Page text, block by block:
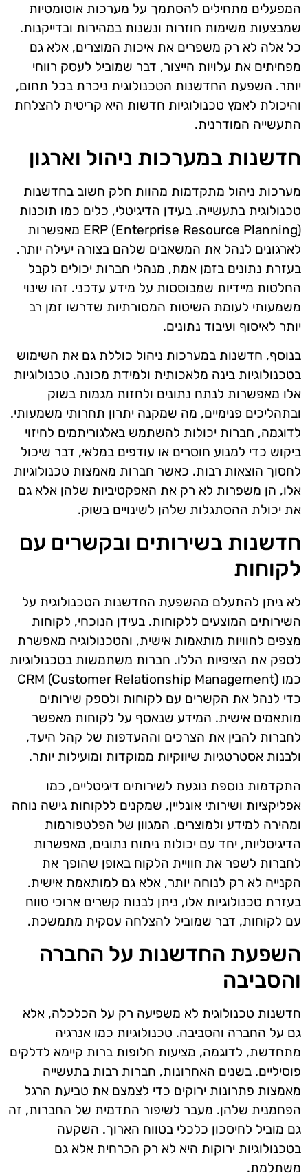
המפעלים מתחילים להסתמך על מערכות אוטומטיות
שמבצעות משימות חוזרות ונשנות במהירות ובדייקנות.
כל אלה לא רק משפרים את איכות המוצרים, אלא גם
מפחיתים את עלויות הייצור, דבר שמוביל לעסק רווחי
יותר. השפעת החדשנות הטכנולוגית ניכרת בכל תחום,
והיכולת לאמץ טכנולוגיות חדשות היא קריטית להצלחת
התעשייה המודרנית.
חדשנות במערכות ניהול וארגון
מערכות ניהול מתקדמות מהוות חלק חשוב בחדשנות
טכנולוגית בתעשייה. בעידן הדיגיטלי, כלים כמו תוכנות
ERP (Enterprise Resource Planning) מאפשרות
לארגונים לנהל את המשאבים שלהם בצורה יעילה יותר.
בעזרת נתונים בזמן אמת, מנהלי חברות יכולים לקבל
החלטות מיידיות שמבוססות על מידע עדכני. זהו שינוי
משמעותי לעומת השיטות המסורתיות שדרשו זמן רב
יותר לאיסוף ועיבוד נתונים.
בנוסף, חדשנות במערכות ניהול כוללת גם את השימוש
בטכנולוגיות בינה מלאכותית ולמידת מכונה. טכנולוגיות
אלו מאפשרות לנתח נתונים ולחזות מגמות בשוק
ובתהליכים פנימיים, מה שמקנה יתרון תחרותי משמעותי.
לדוגמה, חברות יכולות להשתמש באלגוריתמים לחיזוי
ביקוש כדי למנוע חוסרים או עודפים במלאי, דבר שיכול
לחסוך הוצאות רבות. כאשר חברות מאמצות טכנולוגיות
אלו, הן משפרות לא רק את האפקטיביות שלהן אלא גם
את יכולת ההסתגלות שלהן לשינויים בשוק.
חדשנות בשירותים ובקשרים עם
לקוחות
לא ניתן להתעלם מהשפעת החדשנות הטכנולוגית על
השירותים המוצעים ללקוחות. בעידן הנוכחי, לקוחות
מצפים לחוויות מותאמות אישית, והטכנולוגיה מאפשרת
לספק את הציפיות הללו. חברות משתמשות בטכנולוגיות
כמו CRM (Customer Relationship Management)
כדי לנהל את הקשרים עם לקוחות ולספק שירותים
מותאמים אישית. המידע שנאסף על לקוחות מאפשר
לחברות להבין את הצרכים וההעדפות של קהל היעד,
ולבנות אסטרטגיות שיווקיות ממוקדות ומועילות יותר.
התקדמות נוספת נוגעת לשירותים דיגיטליים, כמו
אפליקציות ושירותי אונליין, שמקנים ללקוחות גישה נוחה
ומהירה למידע ולמוצרים. המגוון של הפלטפורמות
הדיגיטליות, יחד עם יכולות ניתוח נתונים, מאפשרות
לחברות לשפר את חוויית הלקוח באופן שהופך את
הקנייה לא רק לנוחה יותר, אלא גם למותאמת אישית.
בעזרת טכנולוגיות אלו, ניתן לבנות קשרים ארוכי טווח
עם לקוחות, דבר שמוביל להצלחה עסקית מתמשכת.
השפעת החדשנות על החברה
והסביבה
חדשנות טכנולוגית לא משפיעה רק על הכלכלה, אלא
גם על החברה והסביבה. טכנולוגיות כמו אנרגיה
מתחדשת, לדוגמה, מציעות חלופות ברות קיימא לדלקים
פוסיליים. בשנים האחרונות, חברות רבות בתעשייה
מאמצות פתרונות ירוקים כדי לצמצם את טביעת הרגל
הפחמנית שלהן. מעבר לשיפור התדמית של החברות, זה
גם מוביל לחיסכון כלכלי בטווח הארוך. השקעה
בטכנולוגיות ירוקות היא לא רק הכרחית אלא גם
משתלמת.